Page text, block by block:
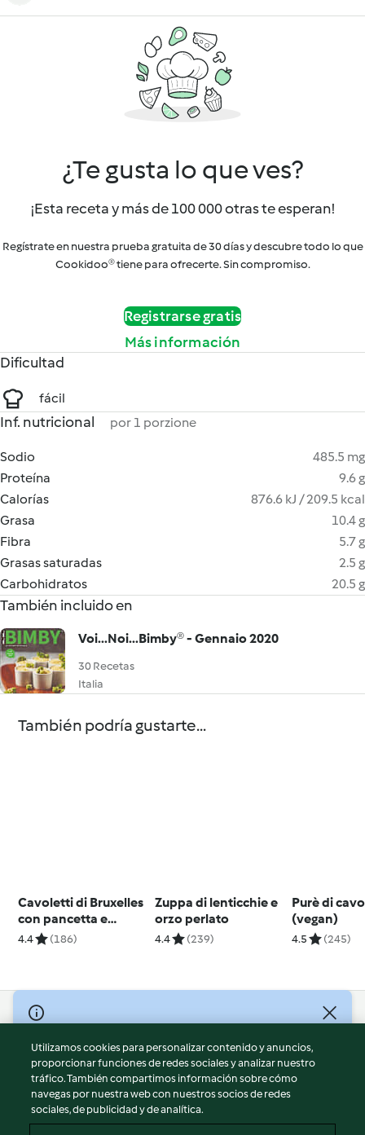
¿Te gusta lo que ves?
¡Esta receta y más de 100 000 otras te esperan!
Regístrate en nuestra prueba gratuita de 30 días y descubre todo lo que
Cookidoo® tiene para ofrecerte. Sin compromiso.
Registrarse gratis
Más información
Dificultad
fácil
Inf. nutricional por 1 porzione
Sodio
485.5 mg
Proteína
9.6 g
Calorías
876.6 kJ / 209.5 kcal
Grasa
10.4 g
Fibra
5.7 g
Grasas saturadas
2.5 g
Carbohidratos
20.5 g
También incluido en
Voi...Noi...Bimby® - Gennaio 2020
30 Recetas
Italia
También podría gustarte...
Cavoletti di Bruxelles
con pancetta e
mandorle
4.4 (186)
Zuppa di lenticchie e
orzo perlato
4.4 (239)
Purè di
(vegan)
4.5 (245)
© Copyright 2026
Términos de uso
Política de privacidad
Aviso legal
Información legal
Utilizamos cookies para personalizar contenido y anuncios,
proporcionar funciones de redes sociales y analizar nuestro
tráfico. También compartimos información sobre cómo
navegas por nuestra web con nuestros socios de redes
sociales, de publicidad y de analítica.